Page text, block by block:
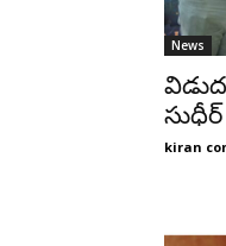
News
సుధీర్
kiran